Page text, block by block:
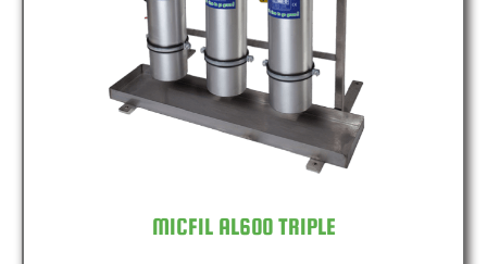
MICFIL AL600 TRIPLE
MICFIL AL600 TRIPLE